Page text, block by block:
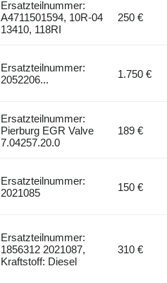
Ersatzteilnummer:
A4711501594, 10R-04
13410, 118RI
250 €
Ersatzteilnummer:
2052206...
1.750 €
Ersatzteilnummer:
Pierburg EGR Valve
7.04257.20.0
189 €
Ersatzteilnummer:
2021085
150 €
Ersatzteilnummer:
1856312 2021087,
Kraftstoff: Diesel
310 €